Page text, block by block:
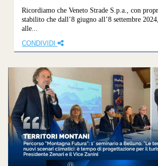
Ricordiamo che Veneto Strade S.p.a., con
stabilito che dall’8 giugno all’8 settembre
alle...
CONDIVIDI